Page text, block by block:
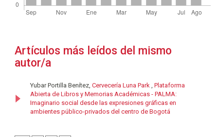
Artículos más leídos del mismo
autor/a
Yubar Portilla Benítez, Cervecería Luna Park , Plataforma
Abierta de Libros y Memorias Académicas - PALMA:
Imaginario social desde las expresiones gráficas en
ambientes público-privados del centro de Bogotá